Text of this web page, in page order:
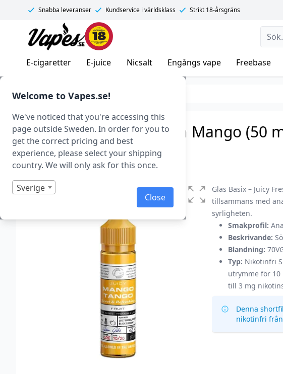
Welcome to Vapes.se!
We've noticed that you're accessing this
page outside Sweden. In order for you to
get the correct pricing and best
experience, please select your shipping
country. We will only ask for this once.
Sverige
Close
Snabba leveranser Kundservice i världsklass Strikt 18-årsgräns
Vapes.se
E-cigaretter E-juice Nicsalt Engångs vape Freebase
E-juice E-juice varumärken
Glas Basix – Juicy Fresh Mango (50
Art.nr: 41970
I lager
Glas Basix – Juicy
tillsammans med
syrligheten.
Smakprofil:
Beskrivande:
Blandning:
Typ: Nikotinfri
utrymme för
till 3 mg
Denna
nikotinfri